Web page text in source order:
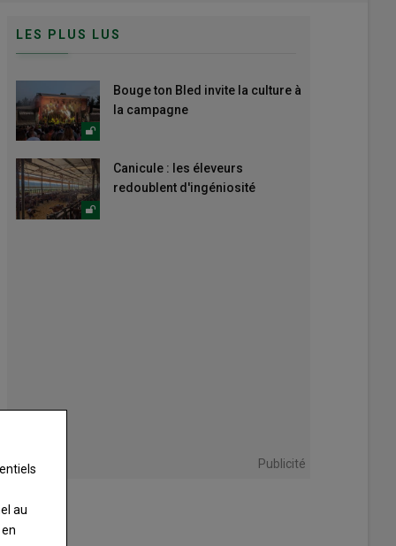
LES PLUS LUS
Bouge ton Bled invite la culture à
la campagne
Canicule : les éleveurs
redoublent d'ingéniosité
Publicité
au